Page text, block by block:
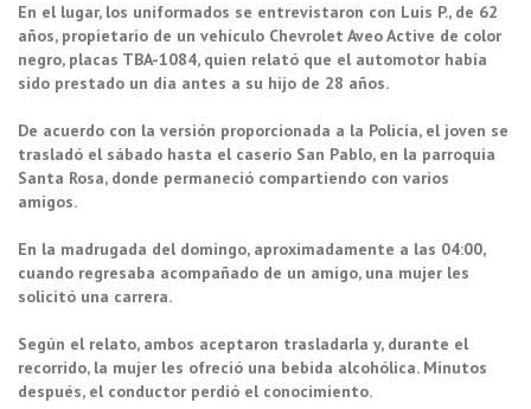
En el lugar, los uniformados se entrevistaron con Luis P., de 62
años, propietario de un vehículo Chevrolet Aveo Active de color
negro, placas TBA-1084, quien relató que el automotor había
sido prestado un día antes a su hijo de 28 años.
De acuerdo con la versión proporcionada a la Policía, el joven se
trasladó el sábado hasta el caserío San Pablo, en la parroquia
Santa Rosa, donde permaneció compartiendo con varios
amigos.
En la madrugada del domingo, aproximadamente a las 04:00,
cuando regresaba acompañado de un amigo, una mujer les
solicitó una carrera.
Según el relato, ambos aceptaron trasladarla y, durante el
recorrido, la mujer les ofreció una bebida alcohólica. Minutos
después, el conductor perdió el conocimiento.